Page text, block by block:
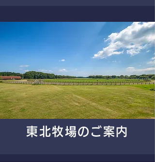
東北牧場のご案内